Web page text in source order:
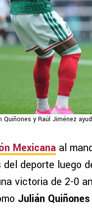
Quiñones y Raúl Jiménez
Mexicana al
deporte luego
victoria de 2-0
Julián Quiñones